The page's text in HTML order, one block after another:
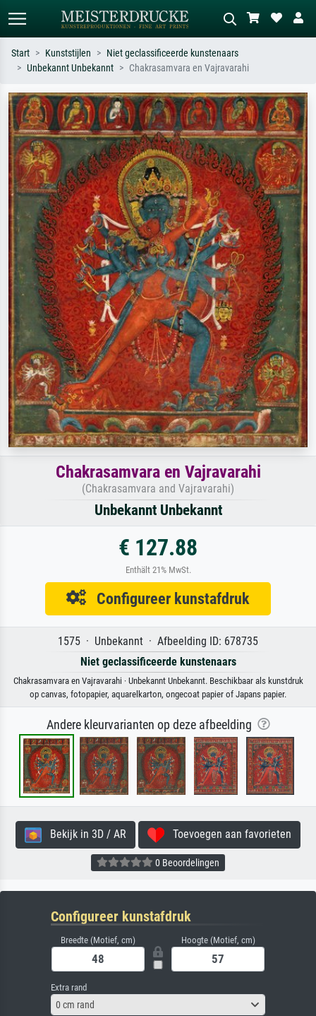
Zoek op kunstenaar, titel of stijl – bijv.
Monet, Sterrennacht, impressionisme,
Hokusai-golf, naakt.
Beschrijf de scène – bijv. groene
weide, abstract met veel rood, donker
olieverfschilderij, staand naakt naast
een boom.
Start Kunststijlen
Niet geclassificeerde kunstenaars
Unbekannt Unbekannt
Chakrasamvara en Vajravarahi
Chakrasamvara en Vajravarahi
(Chakrasamvara and Vajravarahi)
Unbekannt Unbekannt
€ 127.88
Enthält 21% MwSt.
Configureer kunstafdruk
1575 · Unbekannt · Afbeelding ID: 678735
Niet geclassificeerde kunstenaars
Chakrasamvara en Vajravarahi · Unbekannt Unbekannt. Beschikbaar als kunstdruk
op canvas, fotopapier, aquarelkarton, ongecoat papier of Japans papier.
Andere kleurvarianten op deze afbeelding
Bekijk in 3D / AR Toevoegen aan favorieten
0 Beoordelingen
Configureer kunstafdruk
Breedte (Motief, cm) Hoogte (Motief, cm)
Extra rand
0 cm rand